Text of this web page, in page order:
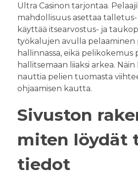
Ultra Casinon tarjontaa.
mahdollisuus asettaa talletus-
käyttää itsearvostus- ja
työkalujen avulla pelaaminen
hallinnassa, eikä pelikokemus
hallitsemaan liiaksi arkea.
nauttia pelien tuomasta
ohjaamisen kautta.
Sivuston
miten löydät
tiedot